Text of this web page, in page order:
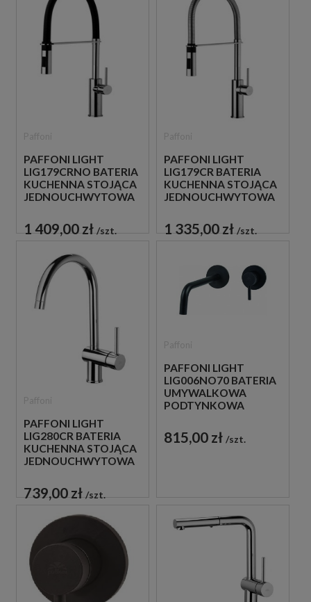
PAFFONI LIGHT
LIG179CRNO BATERIA
KUCHENNA STOJĄCA
JEDNOUCHWYTOWA
1 409,00 zł szt.
PAFFONI LIGHT
LIG179CR BATERIA
KUCHENNA STOJĄCA
JEDNOUCHWYTOWA
1 335,00 zł szt.
PAFFONI LIGHT
LIG280CR BATERIA
KUCHENNA STOJĄCA
JEDNOUCHWYTOWA
739,00 zł szt.
PAFFONI LIGHT
LIG006NO70 BATERIA
UMYWALKOWA
PODTYNKOWA
CZARNA
815,00 zł szt.